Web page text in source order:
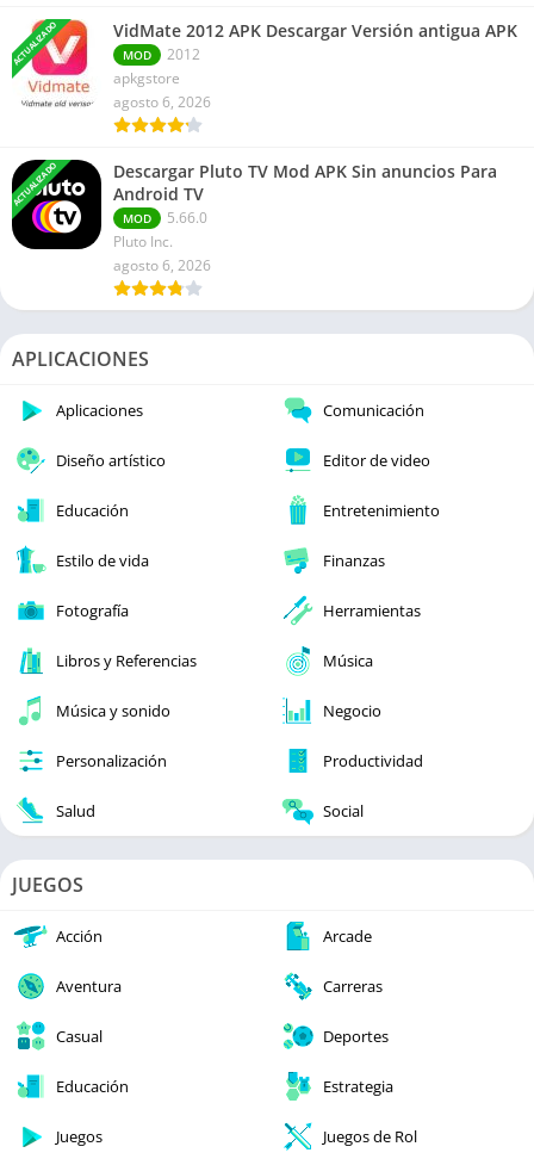
ACTUALIZADO VidMate 2012 APK Descargar Versión antigua APK
MOD
2012
apkgstore
agosto 6, 2026
ACTUALIZADO
Descargar Pluto TV Mod APK Sin anuncios Para
Android TV
MOD
5.66.0
Pluto Inc.
agosto 6, 2026
APLICACIONES
Aplicaciones Comunicación
Diseño artístico Editor de video
Educación Entretenimiento
Estilo de vida Finanzas
Fotografía Herramientas
Libros y Referencias Música
Música y sonido Negocio
Personalización Productividad
Salud Social
JUEGOS
Acción Arcade
Aventura Carreras
Casual Deportes
Educación Estrategia
Juegos Juegos de Rol